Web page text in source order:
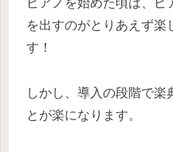
を出すのがとりあえず楽
す！
しかし、導入の段階で楽
とが楽になります。